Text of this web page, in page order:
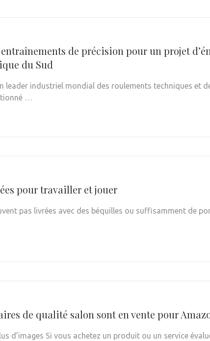
de précision pour un projet
du Sud
leader industriel mondial des roulements techniques et
…
pour travailler et jouer
pas livrées avec des béquilles ou suffisamment de
de qualité salon sont en vente pour
d’images Si vous achetez un produit ou un service